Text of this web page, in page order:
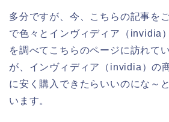
多分ですが、今、こちらの記事を
で色々とインヴィディア（invidia
を調べてこちらのページに訪れて
が、インヴィディア（invidia）の
に安く購入できたらいいのにな～
います。